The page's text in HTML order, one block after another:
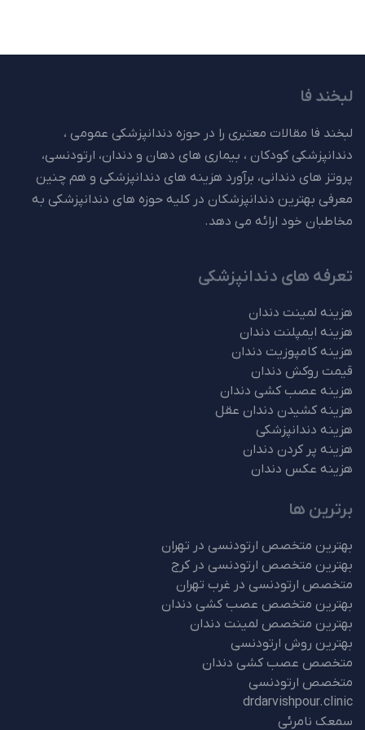
لبخند فا
لبخند فا مقالات معتبری را در حوزه دندانپزشکی عمومی ،
دندانپزشکی کودکان ، بیماری های دهان و دندان، ارتودنسی،
پروتز های دندانی، برآورد هزینه های دندانپزشکی و هم چنین
معرفی بهترین دندانپزشکان در کلیه حوزه های دندانپزشکی به
مخاطبان خود ارائه می دهد.
تعرفه های دندانپزشکی
هزینه لمینت دندان
هزینه ایمپلنت دندان
هزینه کامپوزیت دندان
قیمت روکش دندان
هزینه عصب کشی دندان
هزینه کشیدن دندان عقل
هزینه دندانپزشکی
هزینه پر کردن دندان
هزینه عکس دندان
برترین ها
بهترین متخصص ارتودنسی در تهران
بهترین متخصص ارتودنسی در کرج
متخصص ارتودنسی در غرب تهران
بهترین متخصص عصب کشی دندان
بهترین متخصص لمینت دندان
بهترین روش ارتودنسی
متخصص عصب کشی دندان
متخصص ارتودنسی
drdarvishpour.clinic
سمعک نامرئی